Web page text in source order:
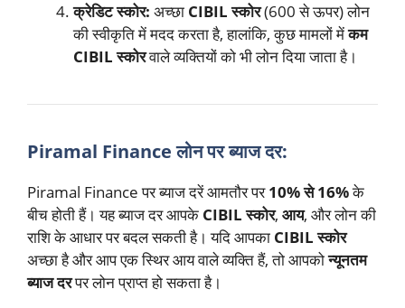
क्रेडिट स्कोर: अच्छा CIBIL स्कोर(600 से ऊपर) लोन
की स्वीकृति में मदद करता है, हालांकि, कुछ मामलों मेंकम
CIBIL स्कोरवाले व्यक्तियों को भी लोन दिया जाता है।
Piramal Finance लोन पर ब्याज दर:
Piramal Finance पर ब्याज दरें आमतौर पर10% से 16%के
बीच होती हैं। यह ब्याज दर आपके CIBIL स्कोर, आय, और लोन की
राशि के आधार पर बदल सकती है। यदि आपका CIBIL स्कोर
अच्छा है और आप एक स्थिर आय वाले व्यक्ति हैं, तो आपकोन्यूनतम
ब्याज दरपर लोन प्राप्त हो सकता है।